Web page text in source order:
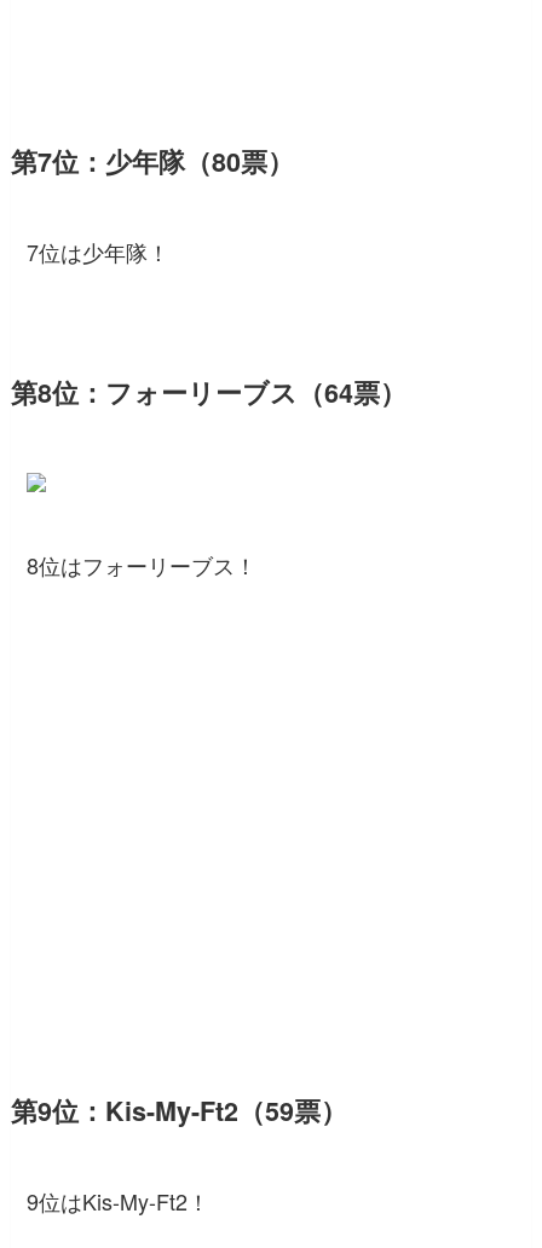
第7位：少年隊（80票）
7位は少年隊！
第8位：フォーリーブス（64票）
8位はフォーリーブス！
第9位：Kis-My-Ft2（59票）
9位はKis-My-Ft2！